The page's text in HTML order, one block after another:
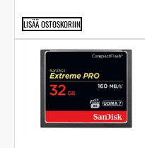
LISÄÄ OSTOSKORIIN